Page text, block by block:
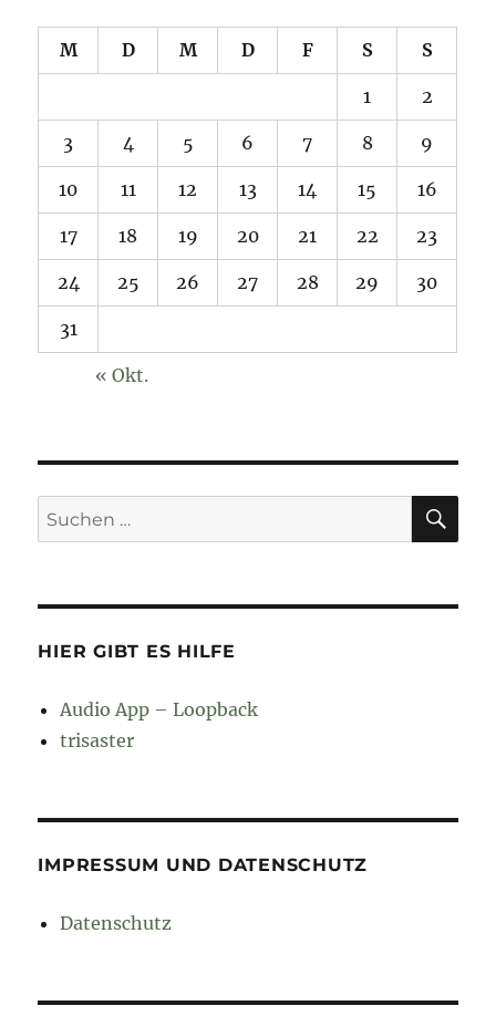
M D M D F S S
1 2
3 4 5 6 7 8 9
10 11 12 13 14 15 16
17 18 19 20 21 22 23
24 25 26 27 28 29 30
31
« Okt.
Suchen
nach:
HIER GIBT ES HILFE
Audio App – Loopback
trisaster
IMPRESSUM UND DATENSCHUTZ
Datenschutz